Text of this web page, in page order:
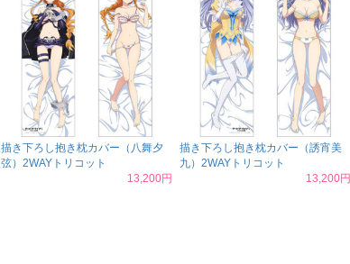
描き下ろし抱き枕カバー（八舞夕
弦）2WAYトリコット
13,200円
描き下ろし抱き枕カバー（誘宵美
九）2WAYトリコット
13,200円